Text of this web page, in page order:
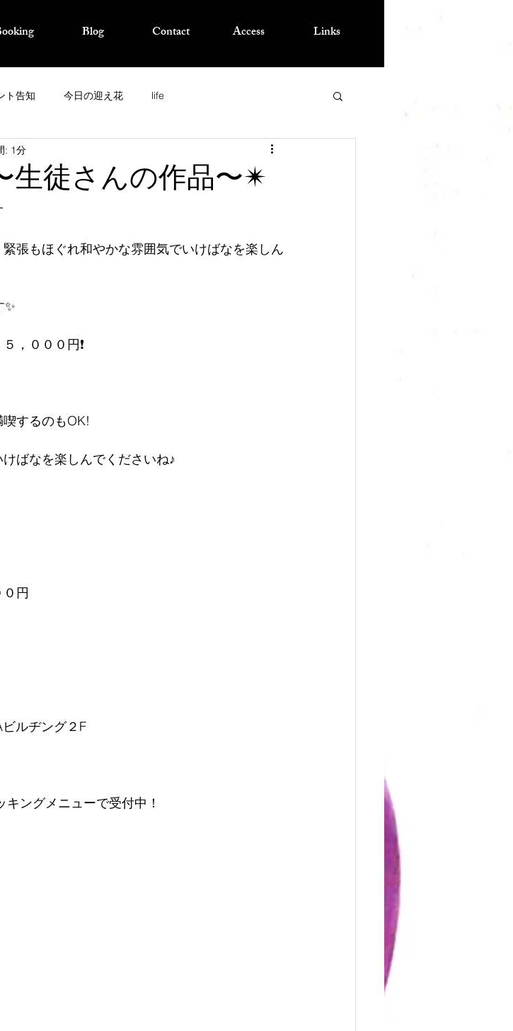
Blog Contact Access Links
ト告知 今日の迎え花 life
徒さんの作品〜✴︎
: 1分
張もほぐれ和やかな雰囲気でいけばなを楽しん
，０００円❗️
するのもOK!
ばなを楽しんでくださいね♪
円
ルヂング２F
ングメニューで受付中！